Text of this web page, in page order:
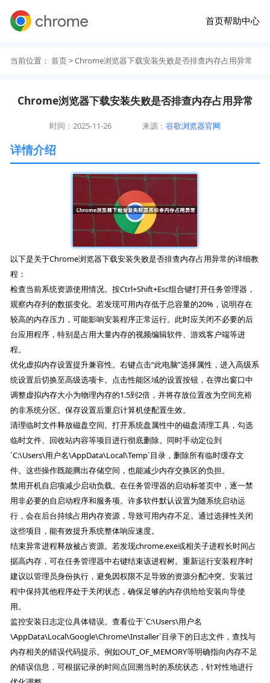
首页帮助中心
当前位置： 首页> Chrome浏览器下载安装失败是否排查内存占用异常
Chrome浏览器下载安装失败是否排查内存占用异常
时间：2025-11-26 来源：谷歌浏览器官网
详情介绍
以下是关于Chrome浏览器下载安装失败是否排查内存占用异常的详细教
程：
检查当前系统资源使用情况。按Ctrl+Shift+Esc组合键打开任务管理器，
观察内存列的数据变化。若发现可用内存低于总容量的20%，说明存在
较高的内存压力，可能影响安装程序正常运行。此时应关闭不必要的后
台应用程序，特别是占用大量内存的视频编辑软件、游戏客户端等进
程。
优化虚拟内存设置提升兼容性。右键点击“此电脑”选择属性，进入高级系
统设置后切换至高级选项卡。点击性能区域的设置按钮，在弹出窗口中
调整虚拟内存大小为物理内存的1.5到2倍，并将存放位置改为空间充裕
的非系统分区。保存设置后重启计算机使配置生效。
清理临时文件释放磁盘空间。打开系统盘属性中的磁盘清理工具，勾选
临时文件、回收站内容等项目进行彻底删除。同时手动定位到
`C:\Users\用户名\AppData\Local\Temp`目录，删除所有临时缓存文
件。这些操作既能腾出存储空间，也能减少内存交换区的负担。
禁用开机自启项减少启动负载。在任务管理器的启动标签页中，逐一禁
用非必要的自启动程序和服务项。许多软件默认设置为随系统启动运
行，会在后台持续占用内存资源，导致可用内存不足。通过选择性关闭
这些项目，能有效提升系统整体响应速度。
结束异常进程释放被占资源。若发现chrome.exe或相关子进程长时间占
据高内存，可在任务管理器中右键结束该进程树。重新运行安装程序时
建议以管理员身份执行，避免因权限不足导致的资源分配冲突。安装过
程中保持其他程序处于关闭状态，确保足够的内存供给给安装向导使
用。
监控安装日志定位具体错误。查看位于`C:\Users\用户名
\AppData\Local\Google\Chrome\Installer`目录下的日志文件，查找与
内存相关的错误代码提示。例如OUT_OF_MEMORY等明确指向内存不足
的错误信息，可根据记录的时间点回溯当时的系统状态，针对性地进行